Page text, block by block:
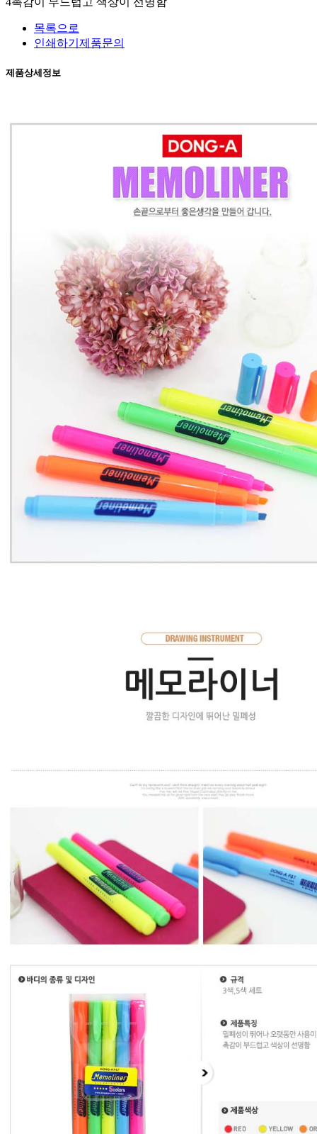
목록으로
인쇄하기 제품문의
제품상세정보